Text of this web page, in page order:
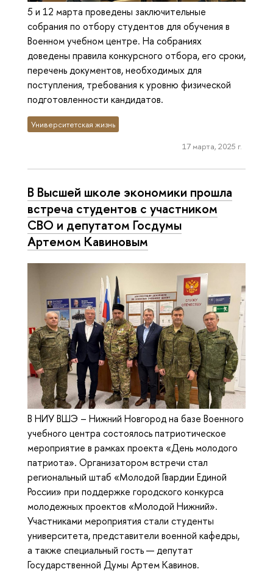
5 и 12 марта проведены заключительные
собрания по отбору студентов для обучения в
Военном учебном центре. На собраниях
доведены правила конкурсного отбора, его сроки,
перечень документов, необходимых для
поступления, требования к уровню физической
подготовленности кандидатов.
Университетская жизнь
17 марта, 2025 г.
В Высшей школе экономики прошла
встреча студентов с участником
СВО и депутатом Госдумы
Артемом Кавиновым
В НИУ ВШЭ – Нижний Новгород на базе Военного
учебного центра состоялось патриотическое
мероприятие в рамках проекта «День молодого
патриота». Организатором встречи стал
региональный штаб «Молодой Гвардии Единой
России» при поддержке городского конкурса
молодежных проектов «Молодой Нижний».
Участниками мероприятия стали студенты
университета, представители военной кафедры,
а также специальный гость — депутат
Государственной Думы Артем Кавинов.